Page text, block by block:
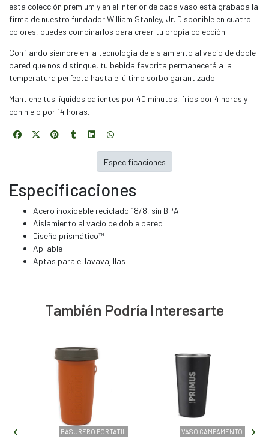
esta colección premium y en el interior de cada vaso está grabada la
firma de nuestro fundador William Stanley, Jr. Disponible en cuatro
colores, puedes combinarlos para crear tu propia colección.
Confiando siempre en la tecnología de aislamiento al vacío de doble
pared que nos distingue, tu bebida favorita permanecerá a la
temperatura perfecta hasta el último sorbo garantizado!
Mantiene tus líquidos calientes por 40 minutos, fríos por 4 horas y
con hielo por 14 horas.
Especificaciones
Acero inoxidable reciclado 18/8, sin BPA.
Aislamiento al vacío de doble pared
Diseño prismático™
Apilable
Aptas para el lavavajillas
Especificaciones
También Podría Interesarte
BASURERO PORTATIL VASO CAMPAMENTO